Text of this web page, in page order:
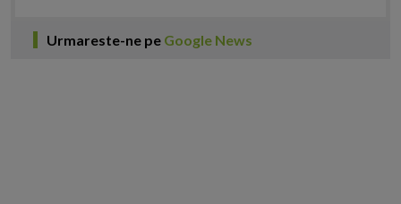
Urmareste-ne pe Google News